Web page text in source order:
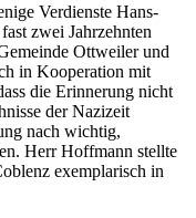
Verdienste Hans-
zwei Jahrzehnten
Ottweiler und
in Kooperation mit
die Erinnerung nicht
der Nazizeit
nach wichtig,
Herr Hoffmann stellte
exemplarisch in